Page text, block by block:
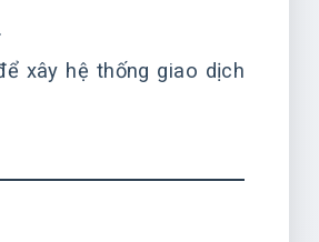
xây hệ thống giao dịch